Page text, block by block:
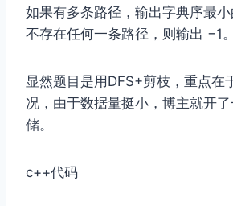
如果有多条路径，输出字典序最
不存在任何一条路径，则输出 −1。
显然题目是用DFS+剪枝，重点在
况，由于数据量挺小，博主就开
储。
c++代码